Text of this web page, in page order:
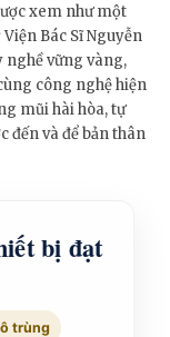
xem như một
Bác Sĩ Nguyễn
nghề vững vàng,
công nghệ hiện
mũi hài hòa, tự
đến và để bản thân
bị đạt
trùng